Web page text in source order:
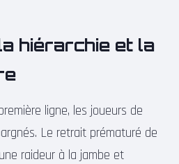
hiérarchie et la
ligne, les joueurs de
Le retrait prématuré de
raideur à la jambe et